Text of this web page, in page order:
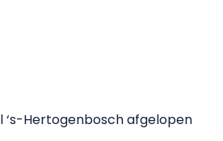
‘s-Hertogenbosch afgelopen